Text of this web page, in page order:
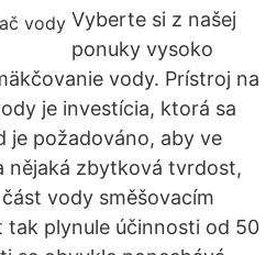
Vyberte si z našej
ponuky vysoko
vody. Prístroj na
je investícia, ktorá sa
je požadováno, aby ve
nějaká zbytková tvrdost,
vody směšovacím
tak plynule účinnosti od 50